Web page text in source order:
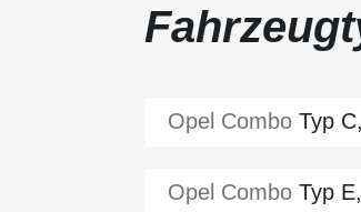
Opel Combo Typ
Opel Combo Typ